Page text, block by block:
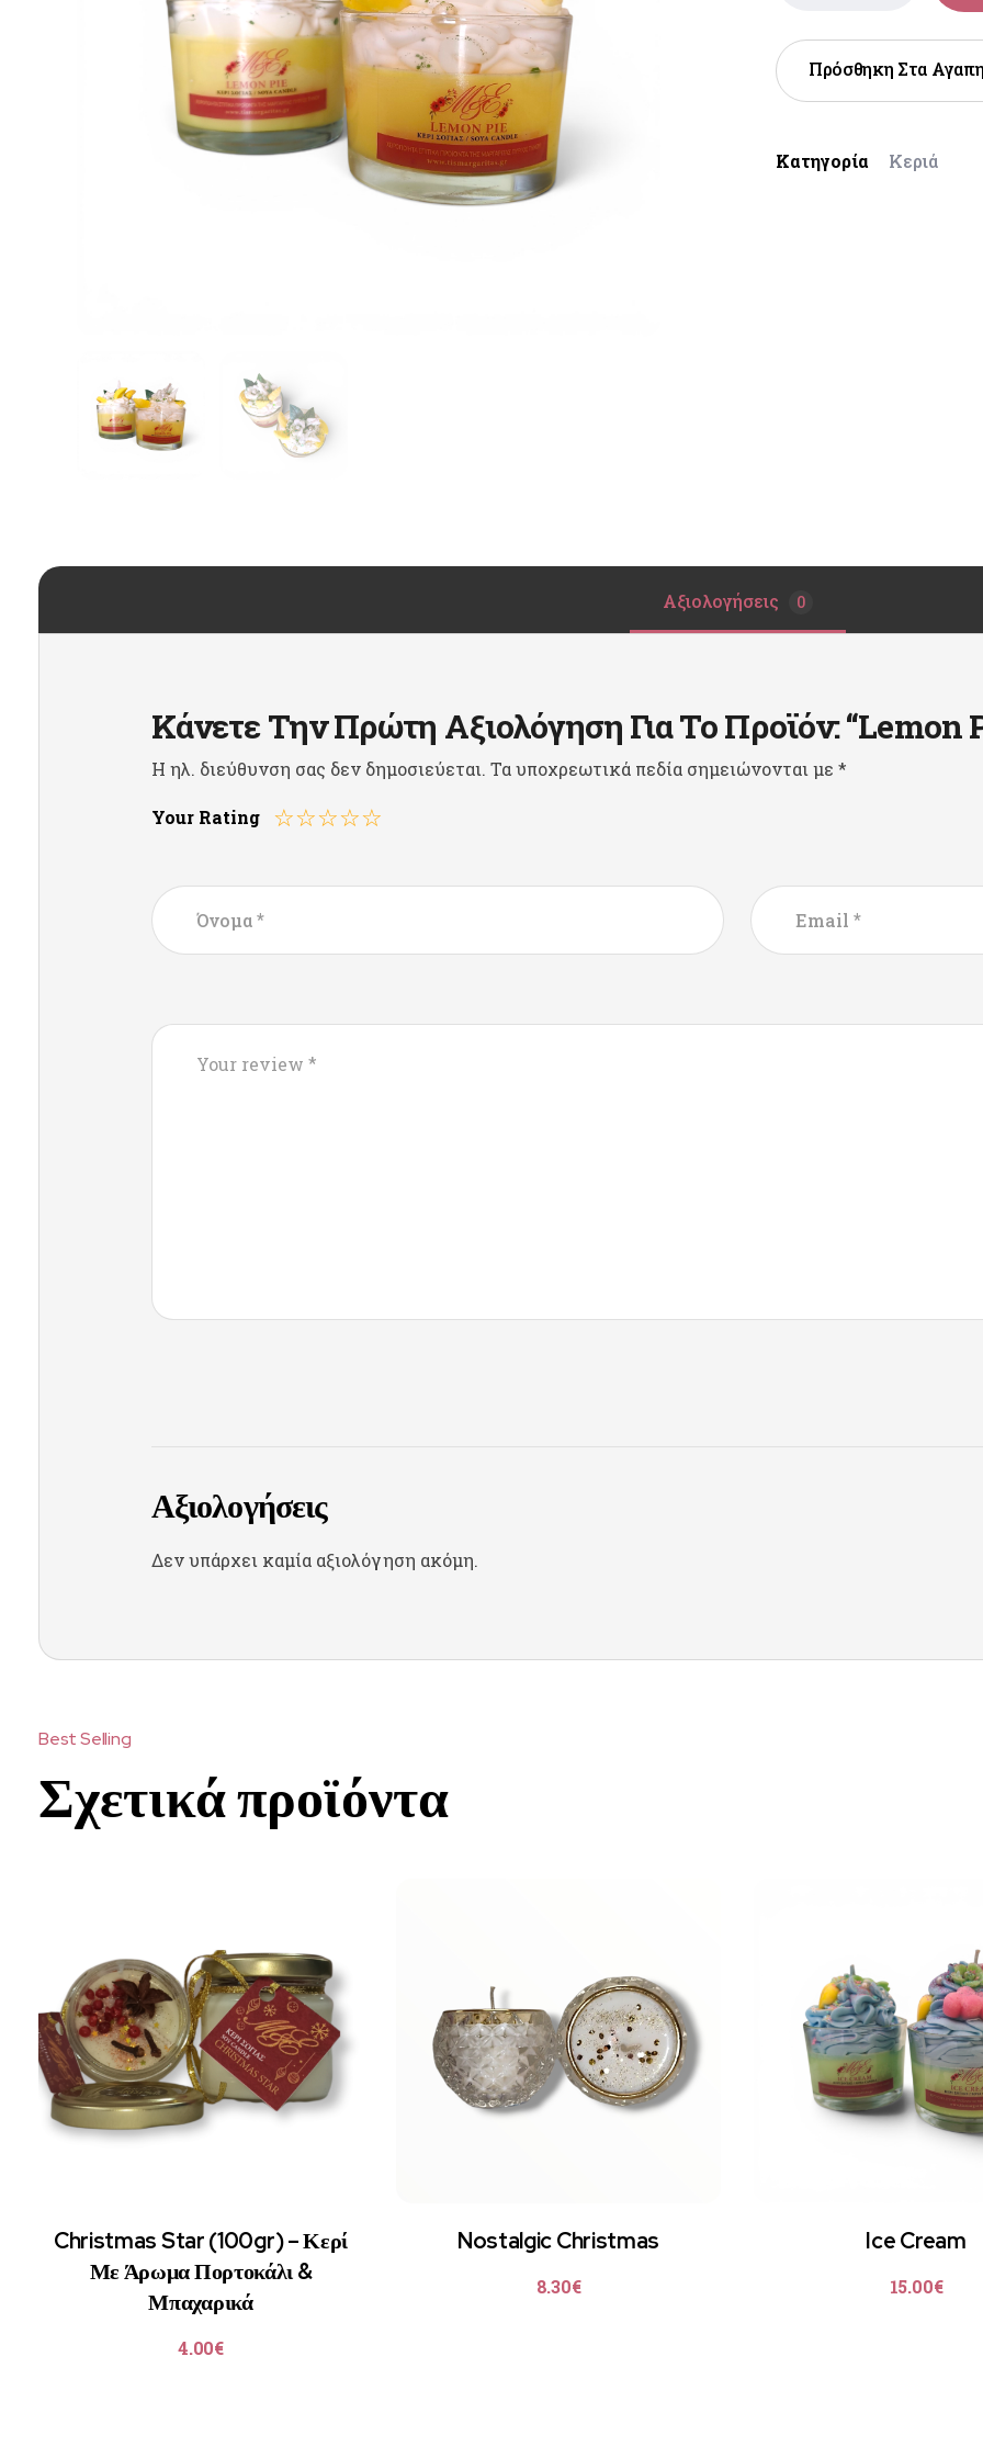
Πρόσθηκη Στα
Κατηγορία Κεριά
Αξιολογήσεις 0
Αξιολογήσεις
Δεν υπάρχει καμία αξιολόγηση ακόμη.
Κάνετε Την Πρώτη Αξιολόγηση Για Το Προϊόν: “Lemon
Η ηλ. διεύθυνση σας δεν δημοσιεύεται. Τα υποχρεωτικά πεδία σημειώνονται με *
Όνομα* Email *
Your Rating
Your review *
Σχετικά προϊόντα
Christmas Star (100gr) – Κερί
Με Άρωμα Πορτοκάλι &
Μπαχαρικά
4.00€
Nostalgic Christmas
8.30€
Ice Cream
15.00€